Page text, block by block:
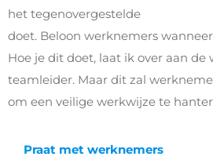
het tegenovergestelde
doet. Beloon werknemers
Hoe je dit doet, laat ik over aan de
teamleider. Maar dit zal
om een veilige werkwijze te
Praat met werknemers